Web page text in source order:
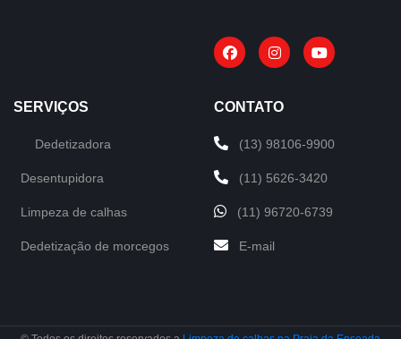
SERVIÇOS
Dedetizadora
Desentupidora
Limpeza de calhas
Dedetização de morcegos
CONTATO
(13) 98106-9900
(11) 5626-3420
(11) 96720-6739
E-mail